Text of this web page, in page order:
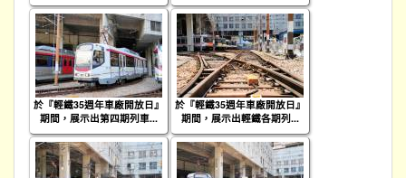
於『輕鐵35週年車廠開放日』
期間，展示出第四期列車...
於『輕鐵35週年車廠開放日』
期間，展示出輕鐵各期列...